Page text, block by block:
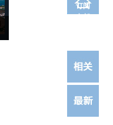
订阅
电邮